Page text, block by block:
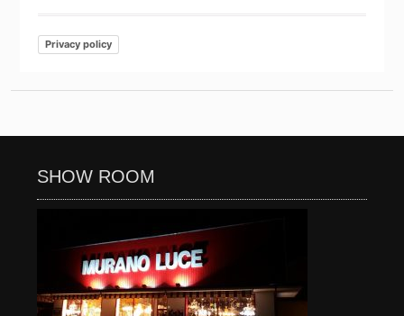
Privacy policy
SHOW ROOM